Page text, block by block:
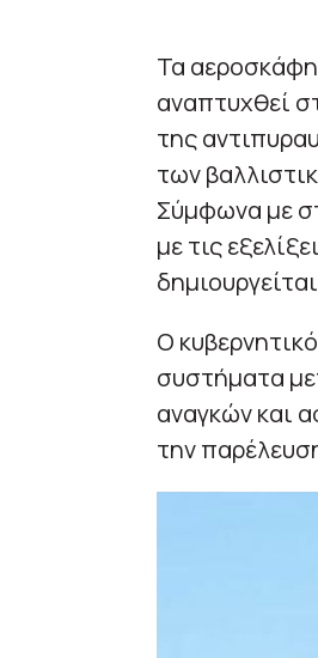
Τα αεροσκάφη
αναπτυχθεί
της
των
Σύμφωνα με
με τις
Ο
συστήματα
αναγκών και
την